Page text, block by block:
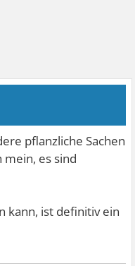
pflanzliche Sachen
mein, es sind
kann, ist definitiv ein